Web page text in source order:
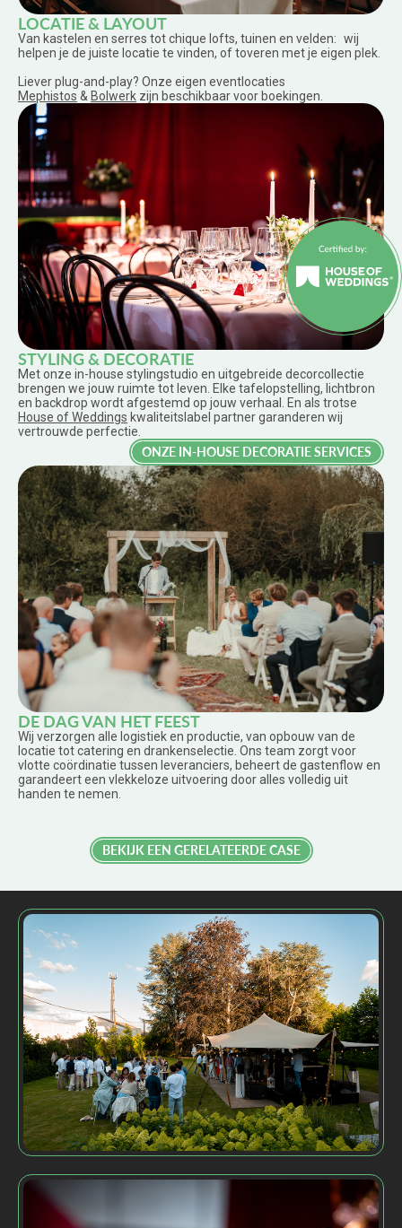
LOCATIE & LAYOUT
Van kastelen en serres tot chique lofts, tuinen en velden: wij
helpen je de juiste locatie te vinden, of toveren met je eigen plek.
Liever plug-and-play? Onze eigen eventlocaties
Mephistos & Bolwerk zijn beschikbaar voor boekingen.
STYLING & DECORATIE
Met onze in-house stylingstudio en uitgebreide decorcollectie
brengen we jouw ruimte tot leven. Elke tafelopstelling, lichtbron
en backdrop wordt afgestemd op jouw verhaal. En als trotse
House of Weddings kwaliteitslabel partner garanderen wij
vertrouwde perfectie.
ONZE IN-HOUSE DECORATIE SERVICES
DE DAG VAN HET FEEST
Wij verzorgen alle logistiek en productie, van opbouw van de
locatie tot catering en drankenselectie. Ons team zorgt voor
vlotte coördinatie tussen leveranciers, beheert de gastenflow en
garandeert een vlekkeloze uitvoering door alles volledig uit
handen te nemen.
BEKIJK EEN GERELATEERDE CASE
EVENTS
OP MAAT